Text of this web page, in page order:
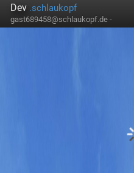
Dev .schlaukopf
gast689458@schlaukopf.de -